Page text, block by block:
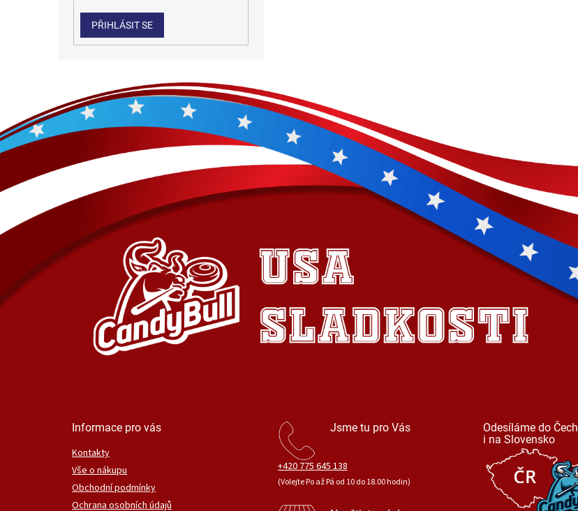
PŘIHLÁSIT SE
t
í
Informace pro vás
Kontakty
Vše o nákupu
Obchodní podmínky
Ochrana osobních údajů
Jsme tu pro Vás
+420 775 645 138
(Volejte Po až Pá od 10 do 18.00 hodin)
Odesíláme do Čech
i na Slovensko